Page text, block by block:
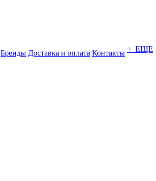
Бренды Доставка и оплата Контакты + ЕЩЕ